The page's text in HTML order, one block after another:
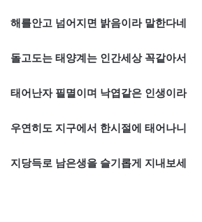
해를안고 넘어지면 밝음이라 말한다네
돌고도는 태양계는 인간세상 꼭같아서
태어난자 필멸이며 낙엽같은 인생이라
우연히도 지구에서 한시절에 태어나니
지당득로 남은생을 슬기롭게 지내보세